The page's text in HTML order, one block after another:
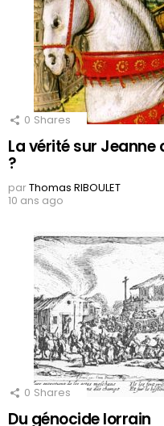
0 Shares
La vérité sur Jeanne
?
parThomas RIBOULET
10 ans ago
0 Shares
Du génocide lorrain